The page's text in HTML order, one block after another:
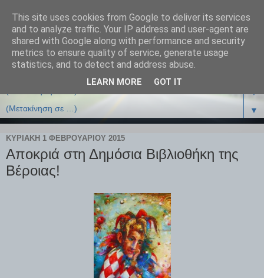
▼
▼
ΚΥΡΙΑΚΉ 1 ΦΕΒΡΟΥΑΡΊΟΥ 2015
Αποκριά στη Δημόσια Βιβλιοθήκη της
Βέροιας!
This site uses cookies from Google to deliver its services
and to analyze traffic. Your IP address and user-agent are
shared with Google along with performance and security
metrics to ensure quality of service, generate usage
statistics, and to detect and address abuse.
LEARN MORE GOT IT